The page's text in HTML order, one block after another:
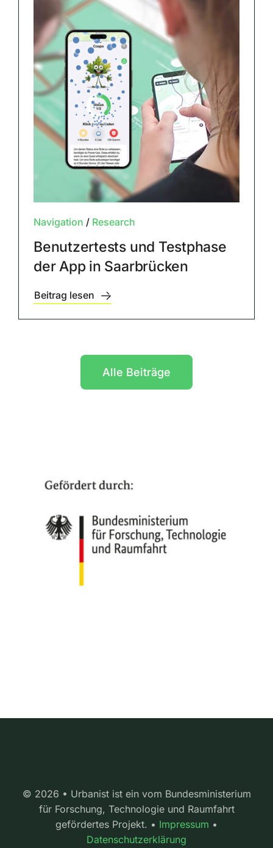
Navigation / Research
Benutzertests und Testphase
der App in Saarbrücken
Beitrag lesen
Alle Beiträge
© 2026 • Urbanist ist ein vom Bundesministerium
für Forschung, Technologie und Raumfahrt
gefördertes Projekt. • Impressum •
Datenschutzerklärung